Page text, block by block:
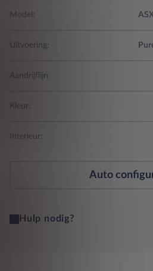
Model:
Uitvoering:
Aandrijflijn:
Kleur:
Interieur:
Auto
Hulp nodig?